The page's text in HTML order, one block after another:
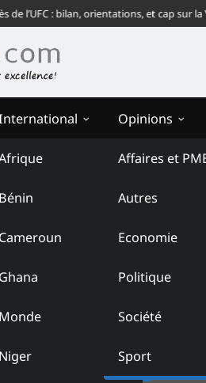
l’UFC : bilan, orientations, et cap sur la Ve
Bénin
Cameroun
Ghana
Monde
Niger
Opinions
Affaires et
Autres
Economie
Politique
Société
Sport
privées
TECHNOLOGIE